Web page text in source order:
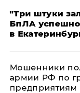
"Три штуки
БпЛА успешно
в
Мошенники
армии РФ по